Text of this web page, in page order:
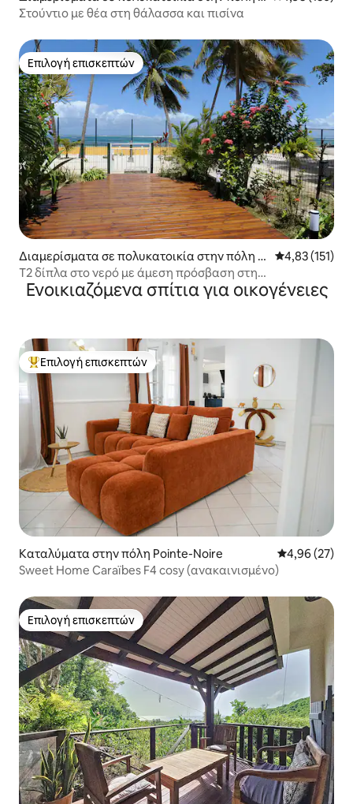
e Gosier
Στούντιο με θέα στη θάλασσα και πισίνα
Επιλογή επισκεπτών
Επιλογή επισκεπτών
Διαμερίσματα σε πολυκατοικία στην πόλη S
ainte-Anne
Μέση
4,83 (151)
T2 δίπλα στο νερό με άμεση πρόσβαση στη
λιμνοθάλασσα
Ενοικιαζόμενα σπίτια για οικογένειες
Κορυφαία επιλογή επισκεπτών
Επιλογή επισκεπτών
Καταλύματα στην πόλη Pointe-Noire Μέση
4,96 (27)
Sweet Home Caraïbes F4 cosy (ανακαινισμένο)
Επιλογή επισκεπτών
Επιλογή επισκεπτών